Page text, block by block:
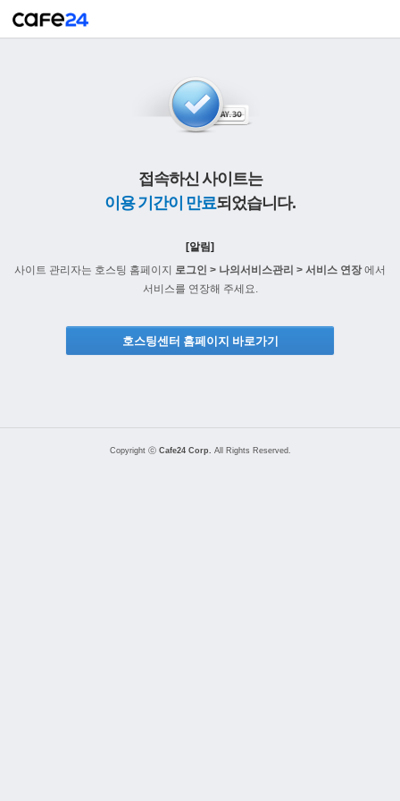
접속하신 사이트는
이용 기간이 만료되었습니다.
[알림]
사이트 관리자는 호스팅 홈페이지 로그인 > 나의서비스관리 > 서비스 연장에서
서비스를 연장해 주세요.
호스팅센터 홈페이지 바로가기
Copyright ⓒ Cafe24 Corp. All Rights Reserved.